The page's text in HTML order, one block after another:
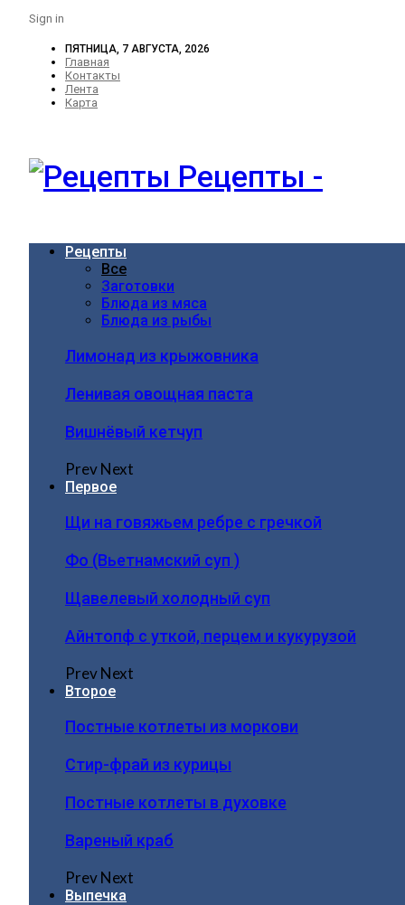
Sign in
ПЯТНИЦА, 7 АВГУСТА, 2026
Главная
Контакты
Лента
Карта
Рецепты -
Рецепты
Все
Заготовки
Блюда из мяса
Блюда из рыбы
Лимонад из крыжовника
Ленивая овощная паста
Вишнёвый кетчуп
PrevNext
Первое
Щи на говяжьем ребре с гречкой
Фо (Вьетнамский суп )
Щавелевый холодный суп
Айнтопф с уткой, перцем и кукурузой
PrevNext
Второе
Постные котлеты из моркови
Стир-фрай из курицы
Постные котлеты в духовке
Вареный краб
PrevNext
Выпечка